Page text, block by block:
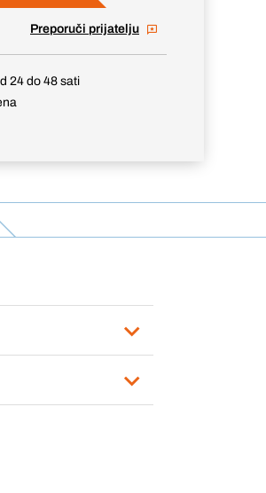
Preporuči prijatelju
24 do 48 sati